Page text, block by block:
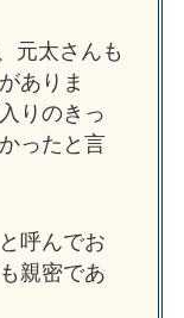
元太さんも
ありま
りのきっ
ったと言
呼んでお
親密であ